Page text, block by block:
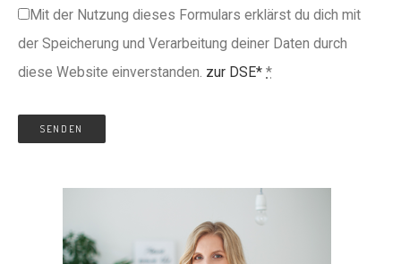
Mit der Nutzung dieses Formulars erklärst du dich mit
der Speicherung und Verarbeitung deiner Daten durch
diese Website einverstanden. zur DSE* *